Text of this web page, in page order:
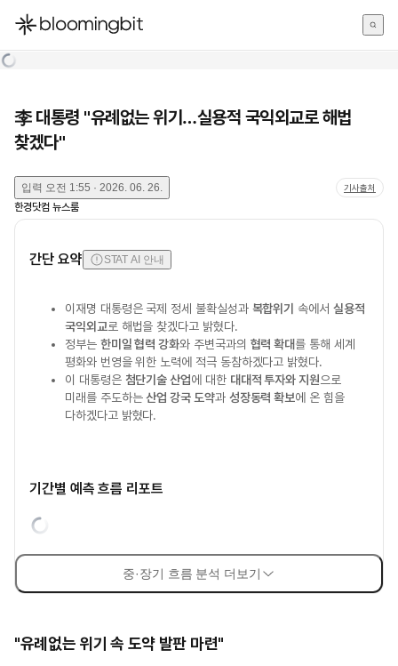
한국어
李 대통령 "유례없는 위기…실용적 국익외교로 해법
찾겠다"
입력 오전 1:55 · 2026. 06. 26. 기사출처
한경닷컴 뉴스룸
간단 요약 STAT AI 안내
이재명 대통령은 국제 정세 불확실성과 복합위기 속에서 실용적
국익외교로 해법을 찾겠다고 밝혔다.
정부는 한미일 협력 강화와 주변국과의 협력 확대를 통해 세계
평화와 번영을 위한 노력에 적극 동참하겠다고 밝혔다.
이 대통령은 첨단기술 산업에 대한 대대적 투자와 지원으로
미래를 주도하는산업 강국 도약과 성장동력 확보에 온 힘을
다하겠다고 밝혔다.
기간별 예측 흐름 리포트
중·장기 흐름 분석 더보기
"유례없는 위기 속 도약 발판 마련"